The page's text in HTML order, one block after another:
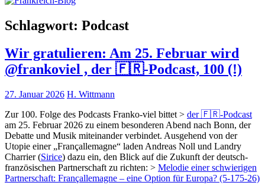
Schlagwort: Podcast
Wir gratulieren: Am 25. Februar wird
@frankoviel , der 🇫🇷-Podcast, 100 (!)
27. Januar 2026 H. Wittmann
Zur 100. Folge des Podcasts Franko-viel bittet > der 🇫🇷-Podcast
am 25. Februar 2026 zu einem besonderen Abend nach Bonn, der
Debatte und Musik miteinander verbindet. Ausgehend von der
Utopie einer „Françallemagne“ laden Andreas Noll und Landry
Charrier (Sirice) dazu ein, den Blick auf die Zukunft der deutsch-
französischen Partnerschaft zu richten: > Melodie einer schwierigen
Partnerschaft: Françallemagne – eine Option für Europa? (5-175-26)